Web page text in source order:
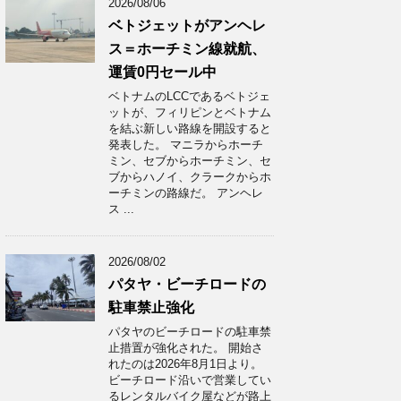
2026/08/06
ベトジェットがアンヘレ
ス＝ホーチミン線就航、
運賃0円セール中
ベトナムのLCCであるベトジェ
ットが、フィリピンとベトナム
を結ぶ新しい路線を開設すると
発表した。 マニラからホーチ
ミン、セブからホーチミン、セ
ブからハノイ、クラークからホ
ーチミンの路線だ。 アンヘレ
ス ...
2026/08/02
パタヤ・ビーチロードの
駐車禁止強化
パタヤのビーチロードの駐車禁
止措置が強化された。 開始さ
れたのは2026年8月1日より。
ビーチロード沿いで営業してい
るレンタルバイク屋などが路上